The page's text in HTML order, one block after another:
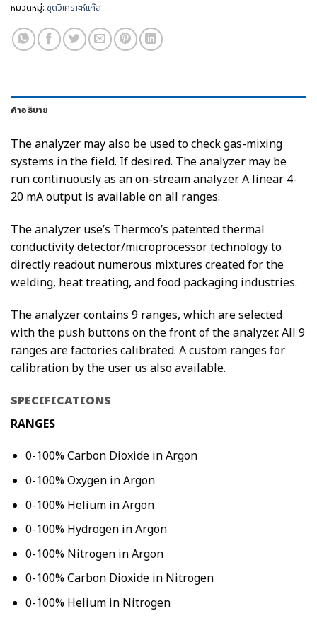
หมวดหมู่: ชุดวิเคราะห์แก๊ส
คำอธิบาย
The analyzer may also be used to check gas-mixing
systems in the field. If desired. The analyzer may be
run continuously as an on-stream analyzer. A linear 4-
20 mA output is available on all ranges.
The analyzer use’s Thermco’s patented thermal
conductivity detector/microprocessor technology to
directly readout numerous mixtures created for the
welding, heat treating, and food packaging industries.
The analyzer contains 9 ranges, which are selected
with the push buttons on the front of the analyzer. All 9
ranges are factories calibrated. A custom ranges for
calibration by the user us also available.
SPECIFICATIONS
RANGES
0-100% Carbon Dioxide in Argon
0-100% Oxygen in Argon
0-100% Helium in Argon
0-100% Hydrogen in Argon
0-100% Nitrogen in Argon
0-100% Carbon Dioxide in Nitrogen
0-100% Helium in Nitrogen